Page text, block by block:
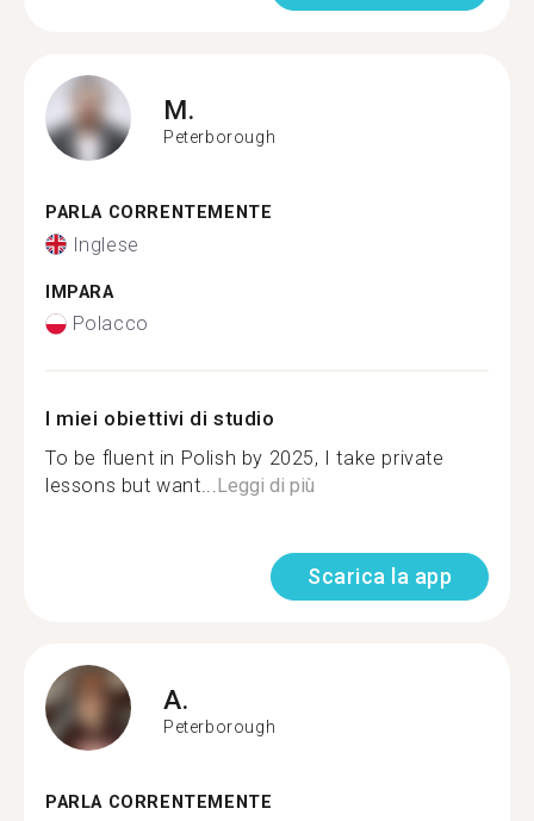
M.
Peterborough
PARLA CORRENTEMENTE
Inglese
IMPARA
Polacco
I miei obiettivi di studio
To be fluent in Polish by 2025, I take private
lessons but want...Leggi di più
Scarica la app
A.
Peterborough
PARLA CORRENTEMENTE